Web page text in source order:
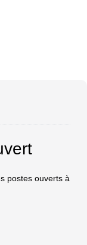
postes ouverts à